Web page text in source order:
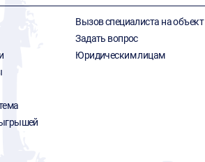
Вызов специалиста на объект
Задать вопрос
Юридическим лицам